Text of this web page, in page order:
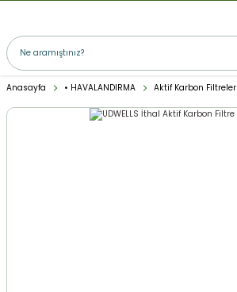
Anasayfa • HAVALANDIRMA Aktif Karbon Filtreler